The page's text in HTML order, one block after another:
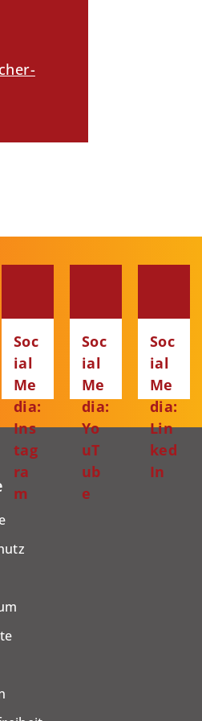
Soc
ial
Me
dia:
Ins
tag
ra
m
Soc
ial
Me
dia:
Yo
uT
ub
e
Soc
ial
Me
dia:
Lin
ked
In